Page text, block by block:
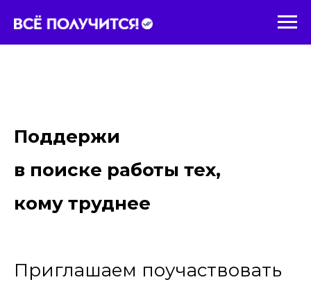
Поддержи
в поиске работы тех,
кому труднее
Приглашаем поучаствовать